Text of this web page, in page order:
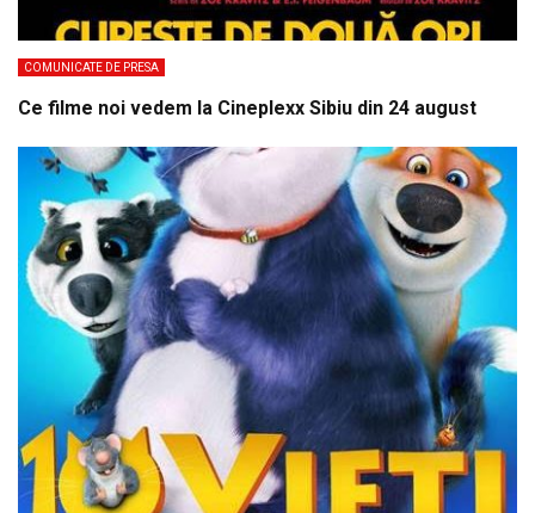
COMUNICATE DE PRESA
Ce filme noi vedem la Cineplexx Sibiu din 24 august